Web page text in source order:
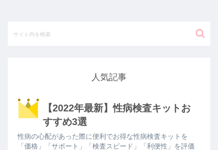
人気記事
【2022年最新】性病検査キットお
すすめ3選
性病の心配があった際に便利でお得な性病検査キットを
「価格」「サポート」「検査スピード」「利便性」を評価